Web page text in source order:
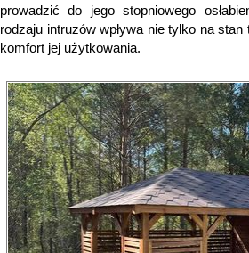
prowadzić do jego stopniowego
rodzaju intruzów wpływa nie tylko na
komfort jej użytkowania.